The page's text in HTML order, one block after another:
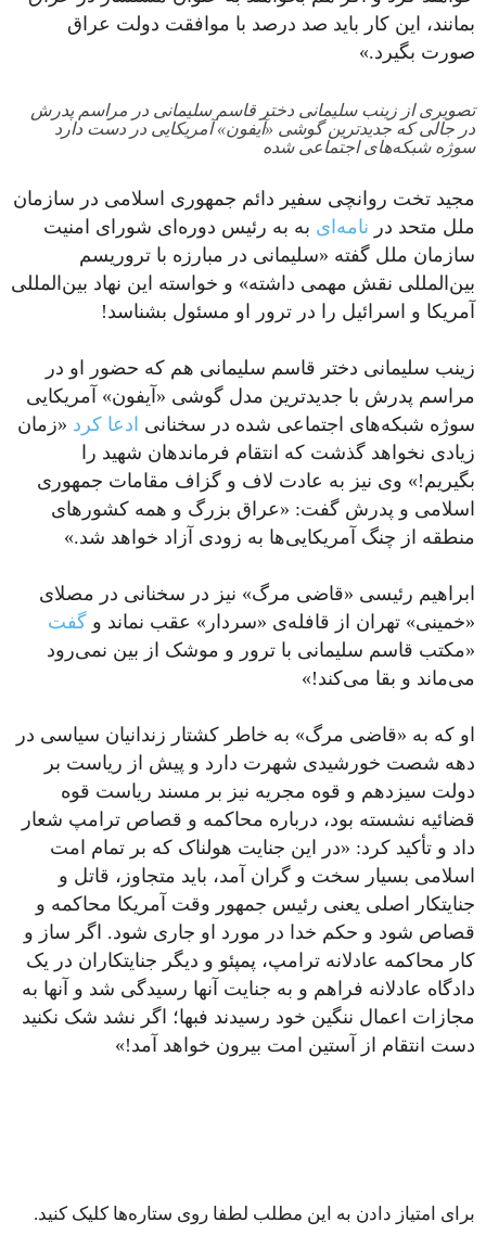
بمانند، این کار باید صد درصد با موافقت دولت عراق
صورت بگیرد.»
تصویری از زینب سلیمانی دختر قاسم سلیمانی در مراسم پدرش
در جالی که جدیدترین گوشی «آیفون» آمریکایی در دست دارد
سوژه شبکه‌های اجتماعی شده
مجید تخت روانچی سفیر دائم جمهوری اسلامی در سازمان
ملل متحد در نامه‌ای به به رئیس دوره‌ای شورای امنیت
سازمان ملل گفته «سلیمانی در مبارزه با تروریسم
بین‌المللی نقش مهمی داشته» و خواسته این نهاد بین‌المللی
آمریکا و اسرائیل را در ترور او مسئول بشناسد!
زینب سلیمانی دختر قاسم سلیمانی هم که حضور او در
مراسم پدرش با جدیدترین مدل گوشی «آیفون» آمریکایی
سوژه شبکه‌های اجتماعی شده در سخنانی ادعا کرد «زمان
زیادی نخواهد گذشت که انتقام فرماندهان شهید را
بگیریم!» وی نیز به عادت لاف و گزاف مقامات جمهوری
اسلامی و پدرش گفت: «عراق بزرگ و همه کشورهای
منطقه از چنگ آمریکایی‌ها به زودی آزاد خواهد شد.»
ابراهیم رئیسی «قاضی مرگ» نیز در سخنانی در مصلای
«خمینی» تهران از قافله‌ی «سردار» عقب نماند و گفت
«مکتب قاسم سلیمانی با ترور و موشک از بین نمی‌رود
می‌ماند و بقا می‌کند!»
او که به «قاضی مرگ» به خاطر کشتار زندانیان سیاسی در
دهه شصت خورشیدی شهرت دارد و پیش از ریاست بر
دولت سیزدهم و قوه مجریه نیز بر مسند ریاست قوه
قضائیه نشسته بود، درباره محاکمه و قصاص ترامپ شعار
داد و تأکید کرد: «در این جنایت هولناک که بر تمام امت
اسلامی بسیار سخت و گران آمد، باید متجاوز، قاتل و
جنایتکار اصلی یعنی رئیس جمهور وقت آمریکا محاکمه و
قصاص شود و حکم خدا در مورد او جاری شود. اگر ساز و
کار محاکمه عادلانه ترامپ، پمپئو و دیگر جنایتکاران در یک
دادگاه عادلانه فراهم و به جنایت آنها رسیدگی شد و آنها به
مجازات اعمال ننگین خود رسیدند فبها؛ اگر نشد شک نکنید
دست انتقام از آستین امت بیرون خواهد آمد!»
برای امتیاز دادن به این مطلب لطفا روی ستاره‌ها کلیک کنید.